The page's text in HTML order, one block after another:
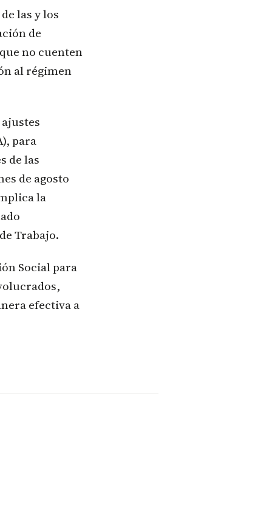
las y los
de
no cuenten
al régimen
para
de las
de agosto
la
Trabajo.
Social para
efectiva a